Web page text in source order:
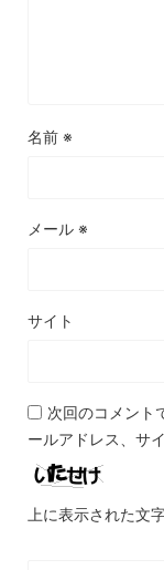
名前 ※
メール ※
サイト
次回のコメント
ールアドレス、サ
上に表示された文